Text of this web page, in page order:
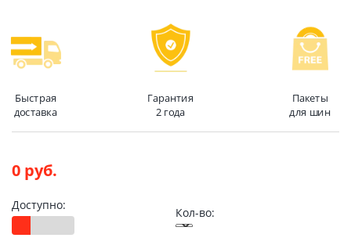
Быстрая
доставка
Гарантия
2 года
Пакеты
для шин
0 руб.
Доступно:
Кол-во: